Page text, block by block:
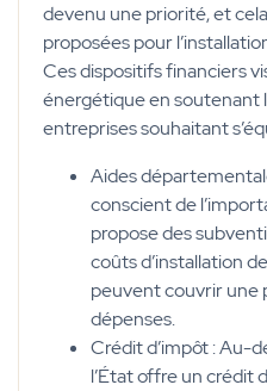
devenu une priorité, et
proposées pour
Ces dispositifs financiers
énergétique en soutenant
entreprises souhaitant
Aides
conscient de
propose des
coûts d’installation
peuvent couvrir une
dépenses.
Crédit d’impôt : Au-
l’État offre un crédit